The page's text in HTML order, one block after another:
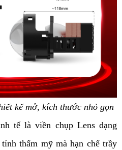
kế mở, kích thước nhỏ gọn
tế là viền chụp Lens dạng
thẩm mỹ mà hạn chế trầy